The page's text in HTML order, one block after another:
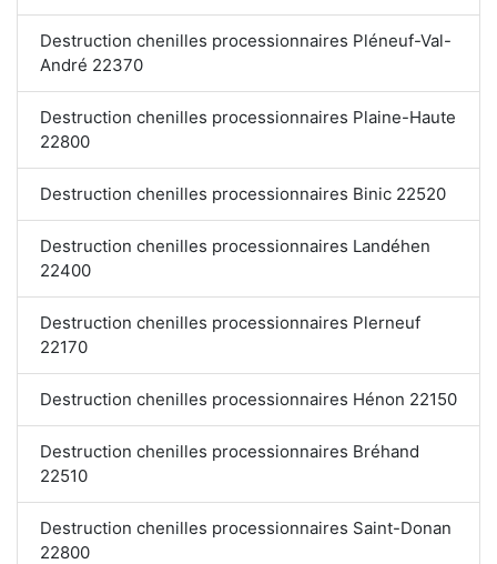
Destruction chenilles processionnaires Pléneuf-Val-
André 22370
Destruction chenilles processionnaires Plaine-Haute
22800
Destruction chenilles processionnaires Binic 22520
Destruction chenilles processionnaires Landéhen
22400
Destruction chenilles processionnaires Plerneuf
22170
Destruction chenilles processionnaires Hénon 22150
Destruction chenilles processionnaires Bréhand
22510
Destruction chenilles processionnaires Saint-Donan
22800